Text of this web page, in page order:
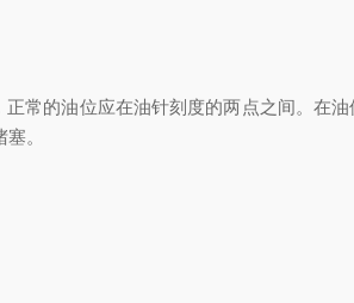
常的油位应在油针刻度的两点之间。在
。